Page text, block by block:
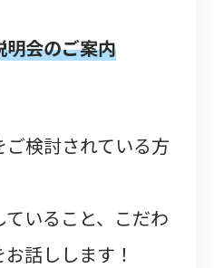
明会のご案内
検討されている方
いること、こだわ
話しします！